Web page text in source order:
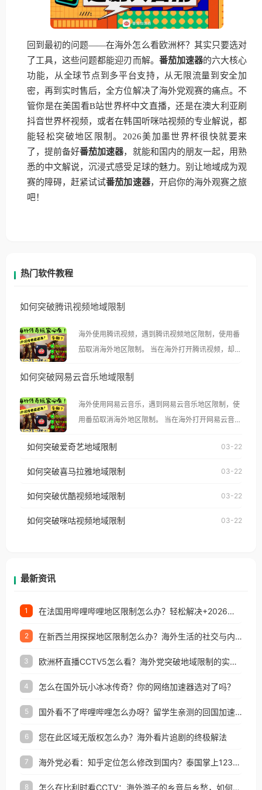
回到最初的问题——在海外怎么看欧洲杯？其实只要选对
了工具，这些问题都能迎刃而解。 番茄加速器的六大核心
功能，从全球节点到多平台支持，从无限流量到安全加
密，再到实时售后，全方位解决了海外党观赛的痛点。不
管你是在美国看B站世界杯中文直播，还是在澳大利亚刷
抖音世界杯视频，或者在韩国听咪咕视频的专业解说，都
能轻松突破地区限制。2026美加墨世界杯很快就要来
了，提前备好番茄加速器，就能和国内的朋友一起，用熟
悉的中文解说，沉浸式感受足球的魅力。别让地域成为观
赛的障碍，赶紧试试番茄加速器，开启你的海外观赛之旅
吧！
热门软件教程
如何突破腾讯视频地域限制
海外使用腾讯视频，遇到腾讯视频地区限制，使用番
茄取消海外地区限制。 当在海外打开腾讯视频，却突
示语。 海外用户如香港、澳门、台湾、美国、加拿
像其他音乐平台一样，出现地区及版权限制问题，且
仅能在中国大陆地区播放。 遇到这个问题的朋友们，
使用番茄回国加速器，即可解决「海外用户收听腾讯
台湾、美国、加拿大、澳大利亚、欧洲等国家和地区
权限制所困扰。
如何突破网易云音乐地域限制
海外使用网易云音乐，遇到网易云音乐地区限制，使
用番茄取消海外地区限制。 当在海外打开网易云音
播放”的提示语。 海外用户如香港、澳门、台湾、美
国、加拿大、澳大利亚、欧洲等国家和地区时，网易
制问题，且仅能在中国大陆地区播放。 遇到这个问题
户收听网易云音乐地区版权限制」的问题，无论人在
如何突破爱奇艺地域限制 03-22
如何突破喜马拉雅地域限制 03-22
如何突破优酷视频地域限制 03-22
如何突破咪咕视频地域限制 03-22
最新资讯
1 在法国用哔哩哔哩地区限制怎么办？轻松解决+2026世界杯看球攻略
2 在新西兰用探探地区限制怎么办？海外生活的社交与内容之困
3 欧洲杯直播CCTV5怎么看？海外党突破地域限制的实用指南
4 怎么在国外玩小冰冰传奇？你的网络加速器选对了吗？
5 国外看不了哔哩哔哩怎么办呀？留学生亲测的回国加速全攻略（含酷我音乐渤海银行解决方法）
6 您在此区域无版权怎么办？海外看片追剧的终极解法
7 海外党必看：知乎定位怎么修改到国内？泰国掌上12333、印度天府通难题全解决！
8 怎么在比利时看CCTV：海外游子的乡音与乡愁，如何一键连接？